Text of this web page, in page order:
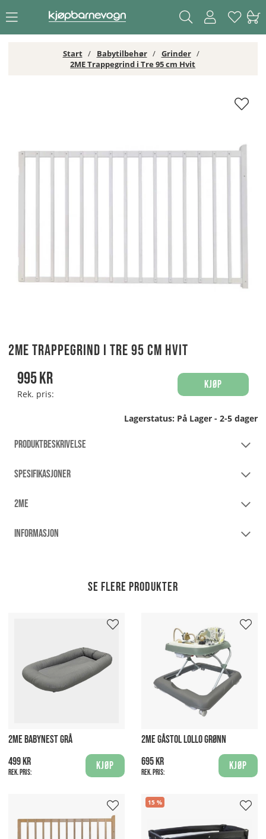
Start Babytilbehør
Grinder
2ME Trappegrind i Tre 95 cm Hvit
2ME Trappegrind i Tre 95 cm Hvit
995kr
Rek. pris:
Kjøp
Lagerstatus: På Lager - 2-5 dager
PRODUKTBESKRIVELSE
SPESIFIKASJONER
2ME
INFORMASJON
Se flere produkter
2ME BABYNEST GRÅ
499 kr
Rek. pris:
Kjøp
2ME GÅSTOL LOLLO GRØNN
695 kr
Rek. pris:
Kjøp
15